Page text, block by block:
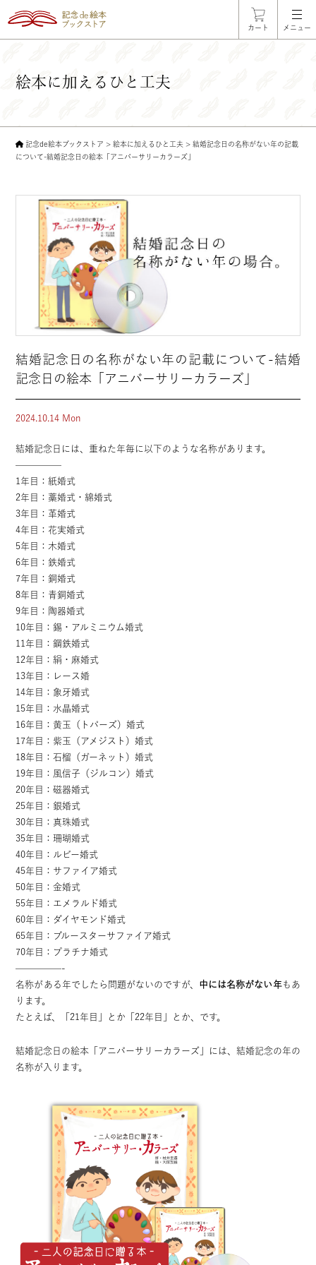
カート メニュー
絵本に加えるひと工夫
記念de絵本ブックストア >絵本に加えるひと工夫 >結婚記念日の名称がない年の記載
について-結婚記念日の絵本「アニバーサリーカラーズ」
結婚記念日の名称がない年の記載について-結婚
記念日の絵本「アニバーサリーカラーズ」
2024.10.14 Mon
結婚記念日には、重ねた年毎に以下のような名称があります。
—————
1年目：紙婚式
2年目：藁婚式・綿婚式
3年目：革婚式
4年目：花実婚式
5年目：木婚式
6年目：鉄婚式
7年目：銅婚式
8年目：青銅婚式
9年目：陶器婚式
10年目：錫・アルミニウム婚式
11年目：鋼鉄婚式
12年目：絹・麻婚式
13年目：レース婚
14年目：象牙婚式
15年目：水晶婚式
16年目：黄玉（トパーズ）婚式
17年目：紫玉（アメジスト）婚式
18年目：石榴（ガーネット）婚式
19年目：風信子（ジルコン）婚式
20年目：磁器婚式
25年目：銀婚式
30年目：真珠婚式
35年目：珊瑚婚式
40年目：ルビー婚式
45年目：サファイア婚式
50年目：金婚式
55年目：エメラルド婚式
60年目：ダイヤモンド婚式
65年目：ブルースターサファイア婚式
70年目：プラチナ婚式
—————-
名称がある年でしたら問題がないのですが、 中には名称がない年もあ
ります。
たとえば、「21年目」とか「22年目」とか、です。
結婚記念日の絵本「アニバーサリーカラーズ」
には、結婚記念の年の
名称が入ります。